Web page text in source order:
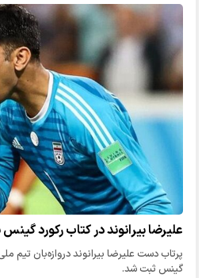
علیرضا بیرانوند در کتاب رکورد
پرتاب دست علیرضا بیرانوند دروازه‌بان تیم
گینس ثبت شد.